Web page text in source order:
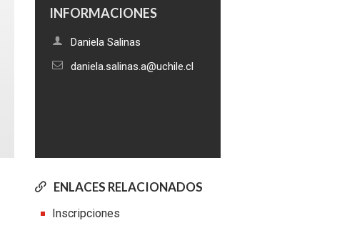
INFORMACIONES
Daniela Salinas
daniela.salinas.a@uchile.cl
ENLACES RELACIONADOS
Inscripciones